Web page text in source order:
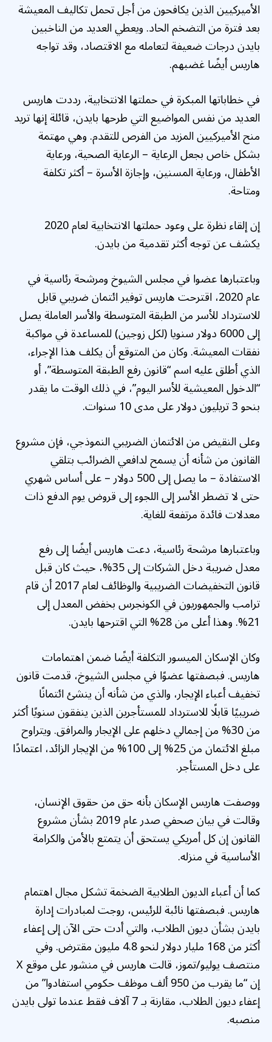
الأميركيين الذين يكافحون من أجل تحمل تكاليف المعيشة
بعد فترة من التضخم الحاد. ويعطي العديد من الناخبين
بايدن درجات ضعيفة لتعامله مع الاقتصاد، وقد تواجه
هاريس أيضًا غضبهم.
في خطاباتها المبكرة في حملتها الانتخابية، رددت هاريس
العديد من نفس المواضيع التي طرحها بايدن، قائلة إنها تريد
منح الأميركيين المزيد من الفرص للتقدم. وهي مهتمة
بشكل خاص بجعل الرعاية – الرعاية الصحية، ورعاية
الأطفال، ورعاية المسنين، وإجازة الأسرة – أكثر تكلفة
ومتاحة.
إن إلقاء نظرة على وعود حملتها الانتخابية لعام 2020
يكشف عن توجه أكثر تقدمية من بايدن.
وباعتبارها عضوا في مجلس الشيوخ ومرشحة رئاسية في
عام 2020، اقترحت هاريس توفير ائتمان ضريبي قابل
للاسترداد للأسر من الطبقة المتوسطة والأسر العاملة يصل
إلى 6000 دولار سنويا (لكل زوجين) للمساعدة في مواكبة
نفقات المعيشة. وكان من المتوقع أن يكلف هذا الإجراء،
الذي أطلق عليه اسم “قانون رفع الطبقة المتوسطة”، أو
“الدخول المعيشية للأسر اليوم”، في ذلك الوقت ما يقدر
بنحو 3 تريليون دولار على مدى 10 سنوات.
وعلى النقيض من الائتمان الضريبي النموذجي، فإن مشروع
القانون من شأنه أن يسمح لدافعي الضرائب بتلقي
الاستفادة – ما يصل إلى 500 دولار – على أساس شهري
حتى لا تضطر الأسر إلى اللجوء إلى قروض يوم الدفع ذات
معدلات فائدة مرتفعة للغاية.
وباعتبارها مرشحة رئاسية، دعت هاريس أيضًا إلى رفع
معدل ضريبة دخل الشركات إلى 35%، حيث كان قبل
قانون التخفيضات الضريبية والوظائف لعام 2017 أن قام
ترامب والجمهوريون في الكونجرس بخفض المعدل إلى
21%. وهذا أعلى من 28% التي اقترحها بايدن.
وكان الإسكان الميسور التكلفة أيضًا ضمن اهتمامات
هاريس. فبصفتها عضوًا في مجلس الشيوخ، قدمت قانون
تخفيف أعباء الإيجار، والذي من شأنه أن ينشئ ائتمانًا
ضريبيًا قابلًا للاسترداد للمستأجرين الذين ينفقون سنويًا أكثر
من 30% من إجمالي دخلهم على الإيجار والمرافق. ويتراوح
مبلغ الائتمان من 25% إلى 100% من الإيجار الزائد، اعتمادًا
على دخل المستأجر.
ووصفت هاريس الإسكان بأنه حق من حقوق الإنسان،
وقالت في بيان صحفي صدر عام 2019 بشأن مشروع
القانون إن كل أمريكي يستحق أن يتمتع بالأمن والكرامة
الأساسية في منزله.
كما أن أعباء الديون الطلابية الضخمة تشكل مجال اهتمام
هاريس. فبصفتها نائبة للرئيس، روجت لمبادرات إدارة
بايدن بشأن ديون الطلاب، والتي أدت حتى الآن إلى إعفاء
أكثر من 168 مليار دولار لنحو 4.8 مليون مقترض. وفي
منتصف يوليو/تموز، قالت هاريس في منشور على موقع X
إن “ما يقرب من 950 ألف موظف حكومي استفادوا” من
إعفاء ديون الطلاب، مقارنة بـ 7 آلاف فقط عندما تولى بايدن
منصبه.